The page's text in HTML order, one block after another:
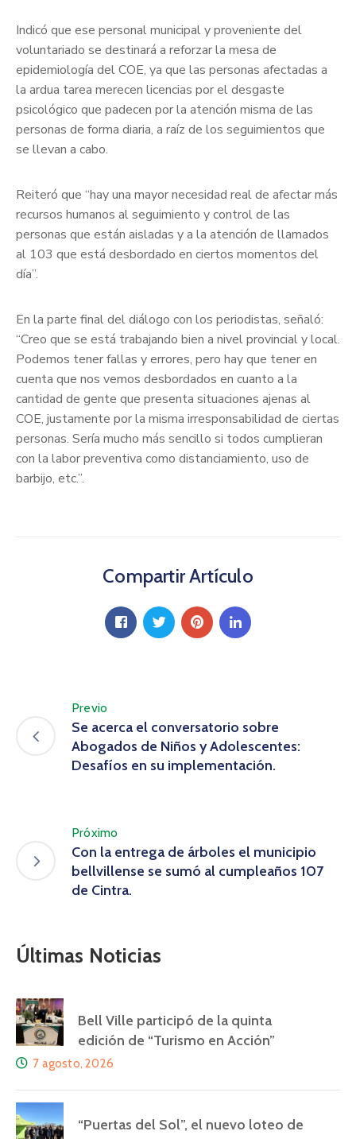
Indicó que ese personal municipal y proveniente del
voluntariado se destinará a reforzar la mesa de
epidemiología del COE, ya que las personas afectadas a
la ardua tarea merecen licencias por el desgaste
psicológico que padecen por la atención misma de las
personas de forma diaria, a raíz de los seguimientos que
se llevan a cabo.
Reiteró que “hay una mayor necesidad real de afectar más
recursos humanos al seguimiento y control de las
personas que están aisladas y a la atención de llamados
al 103 que está desbordado en ciertos momentos del
día”.
En la parte final del diálogo con los periodistas, señaló:
“Creo que se está trabajando bien a nivel provincial y local.
Podemos tener fallas y errores, pero hay que tener en
cuenta que nos vemos desbordados en cuanto a la
cantidad de gente que presenta situaciones ajenas al
COE, justamente por la misma irresponsabilidad de ciertas
personas. Sería mucho más sencillo si todos cumplieran
con la labor preventiva como distanciamiento, uso de
barbijo, etc.”.
Compartir Artículo
Previo
Se acerca el conversatorio sobre
Abogados de Niños y Adolescentes:
Desafíos en su implementación.
Próximo
Con la entrega de árboles el municipio
bellvillense se sumó al cumpleaños 107
de Cintra.
Últimas Noticias
Bell Ville participó de la quinta
edición de “Turismo en Acción”
7 agosto, 2026
“Puertas del Sol”, el nuevo loteo de